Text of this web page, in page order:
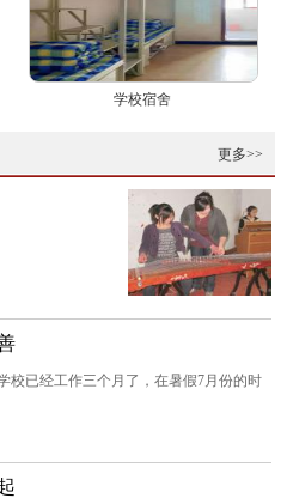
学校宿舍
更多>>
校已经工作三个月了，在暑假7月份的时